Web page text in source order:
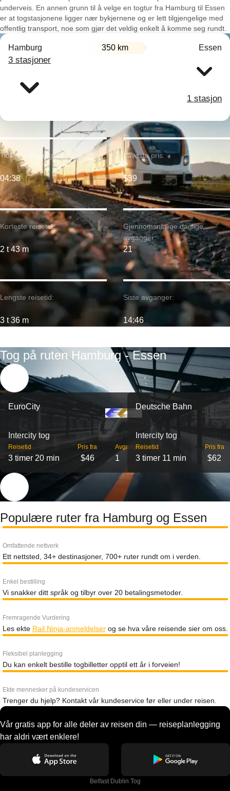
underveis. En annen grunn til å velge en togtur fra Hamburg til Essen
er at togstasjonene ligger nær bykjernene og er lett tilgjengelige med
offentlig transport, noe som gjør det veldig enkelt å komme seg rundt.
Hamburg 350 km Essen
3 stasjoner
1 stasjon
Korteste reisetid:
2 t 43 m
Tidligste avgang:
04:38
Lengste reisetid:
3 t 36 m
Laveste pris:
$39
Gjennomsnittlige daglige
avganger:
21
Siste avganger:
14:46
Tog på ruten Hamburg - Essen
EuroCity
Intercity tog
Reisetid
3 timer 20 min
Pris fra
$46
Avganger
1
Deutsche Bahn
Intercity tog
Reisetid
3 timer 11 min
Pris fra
$62
Populære ruter fra Hamburg og Essen
Omfattende nettverk
Ett nettsted, 34+ destinasjoner, 700+ ruter rundt om i verden.
Enkel bestilling
Vi snakker ditt språk og tilbyr over 20 betalingsmetoder.
Fremragende Vurdering
Les ekte Rail Ninja-anmeldelserog se hva våre reisende sier om oss.
Fleksibel planlegging
Du kan enkelt bestille togbilletter opptil ett år i forveien!
Ekte mennesker på kundeservicen
Trenger du hjelp? Kontakt vår kundeservice før eller under reisen.
Vår gratis app for alle deler av reisen din — reiseplanlegging
har aldri vært enklere!
Belfast Dublin Tog